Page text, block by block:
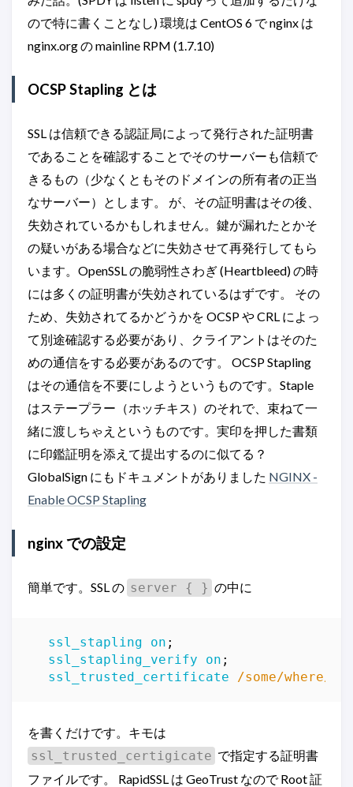
ので特に書くことなし) 環境は CentOS 6 で nginx は
nginx.org の mainline RPM (1.7.10)
OCSP Stapling とは
SSL は信頼できる認証局によって発行された証明書
であることを確認することでそのサーバーも信頼で
きるもの（少なくともそのドメインの所有者の正当
なサーバー）とします。 が、その証明書はその後、
失効されているかもしれません。鍵が漏れたとかそ
の疑いがある場合などに失効させて再発行してもら
います。OpenSSL の脆弱性さわぎ (Heartbleed) の時
には多くの証明書が失効されているはずです。 その
ため、失効されてるかどうかを OCSP や CRL によっ
て別途確認する必要があり、クライアントはそのた
めの通信をする必要があるのです。 OCSP Stapling
はその通信を不要にしようというものです。Staple
はステープラー（ホッチキス）のそれで、束ねて一
緒に渡しちゃえというものです。実印を押した書類
に印鑑証明を添えて提出するのに似てる？
GlobalSign にもドキュメントがありました NGINX -
Enable OCSP Stapling
nginx での設定
簡単です。SSL の server { } の中に
ssl_stapling on ;
ssl_stapling_verify
on ;
ssl_trusted_certificate
/some/where/
を書くだけです。キモは
ssl_trusted_certigicate で指定する証明書
ファイルです。 RapidSSL は GeoTrust なので Root 証